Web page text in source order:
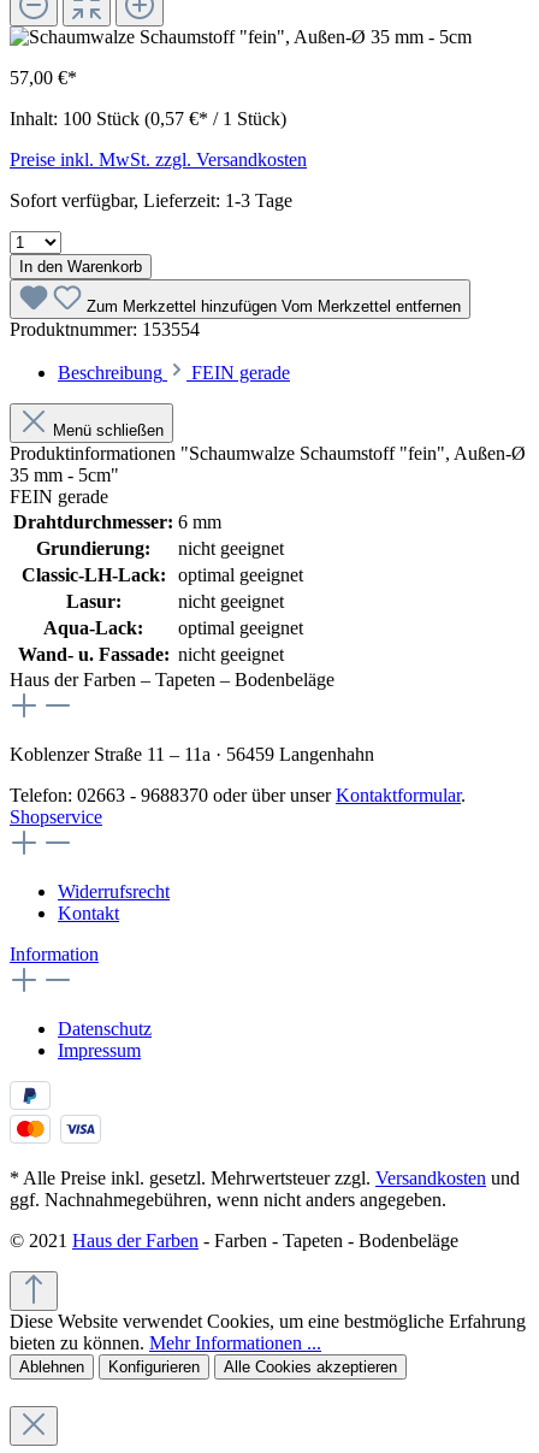
57,00 €*
Inhalt: 100 Stück (0,57 €* / 1 Stück)
Preise inkl. MwSt. zzgl. Versandkosten
Sofort verfügbar, Lieferzeit: 1-3 Tage
In den Warenkorb
Zum Merkzettel hinzufügen Vom Merkzettel entfernen
Produktnummer: 153554
Beschreibung FEIN gerade
Menü schließen
Produktinformationen "Schaumwalze Schaumstoff "fein", Außen-Ø
35 mm - 5cm"
FEIN gerade
Drahtdurchmesser: 6 mm
Grundierung:
nicht geeignet
Classic-LH-Lack:
optimal geeignet
Lasur:
nicht geeignet
Aqua-Lack:
optimal geeignet
Wand- u. Fassade: nicht geeignet
Haus der Farben – Tapeten – Bodenbeläge
Koblenzer Straße 11 – 11a · 56459 Langenhahn
Telefon: 02663 - 9688370 oder über unserKontaktformular.
Shopservice
Widerrufsrecht
Kontakt
Information
Datenschutz
Impressum
* Alle Preise inkl. gesetzl. Mehrwertsteuer zzgl. Versandkosten und
ggf. Nachnahmegebühren, wenn nicht anders angegeben.
© 2021 Haus der Farben - Farben - Tapeten - Bodenbeläge
Diese Website verwendet Cookies, um eine bestmögliche Erfahrung
bieten zu können. Mehr Informationen ...
Ablehnen Konfigurieren Alle Cookies akzeptieren